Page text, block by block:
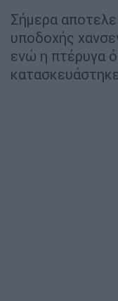
Σήμερα
υποδοχής
ενώ η πτέρυγα